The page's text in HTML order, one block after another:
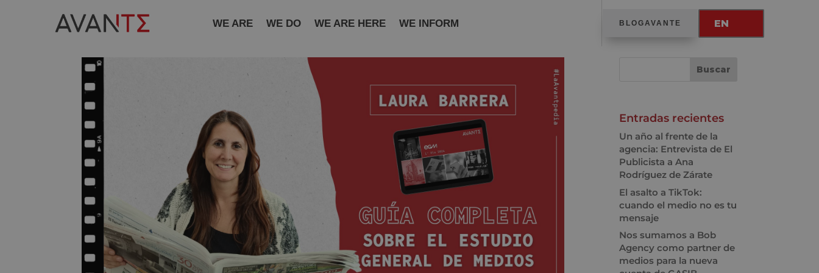
WE ARE WE DO WE ARE HERE WE INFORM BLOGAVANTE EN
Entradas recientes
Un año al frente de la
agencia: Entrevista de El
Publicista a Ana
Rodríguez de Zárate
El asalto a TikTok:
cuando el medio no es tu
mensaje
Nos sumamos a Bob
Agency como partner de
medios para la nueva